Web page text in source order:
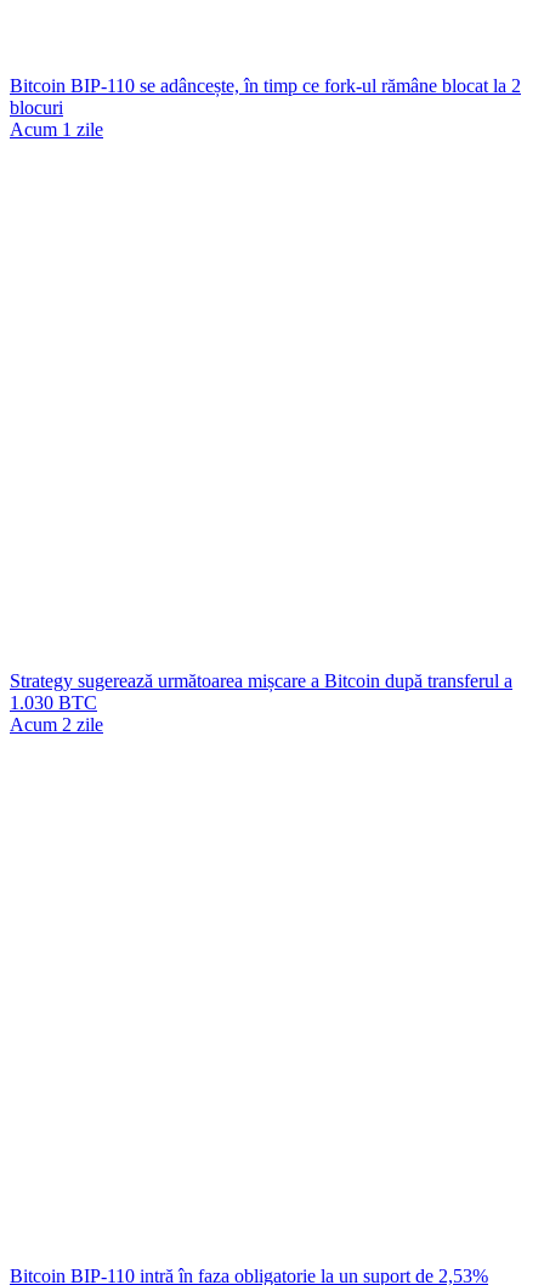
Bitcoin BIP-110 se adâncește, în timp ce fork-ul rămâne blocat la 2
blocuri
Acum 1 zile
Strategy sugerează următoarea mișcare a Bitcoin după transferul a
1.030 BTC
Acum 2 zile
Bitcoin BIP-110 intră în faza obligatorie la un suport de 2,53%